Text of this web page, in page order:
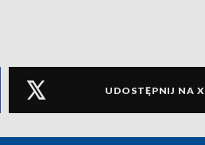
UDOSTĘPNIJ NA X